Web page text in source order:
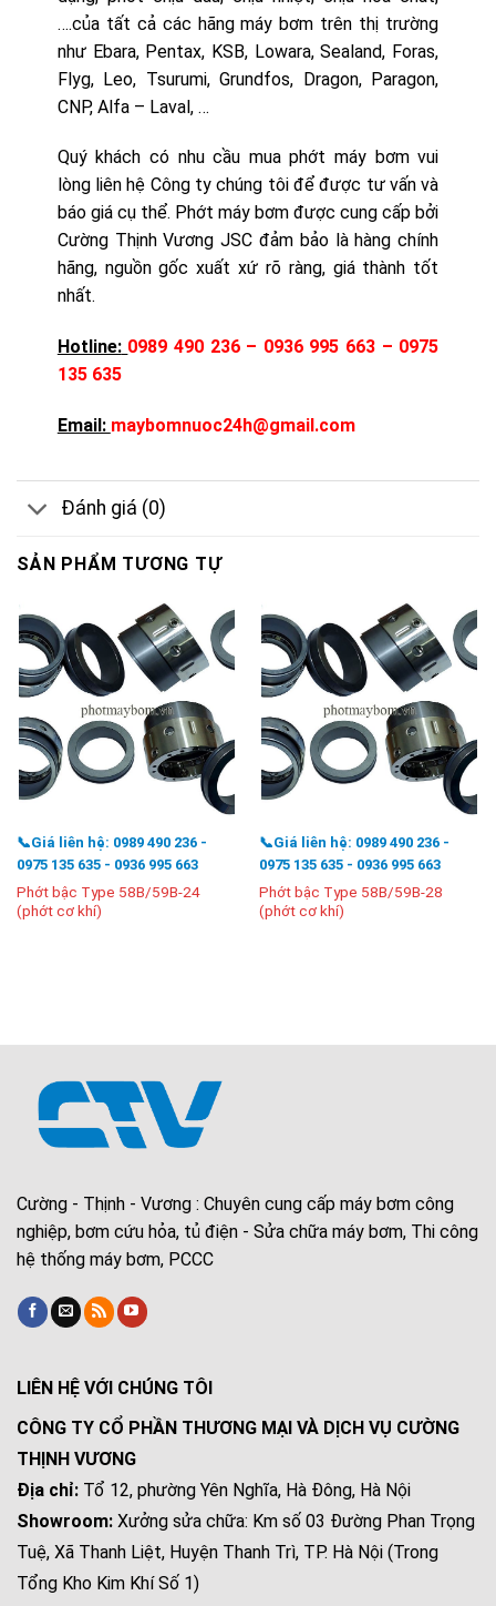
….của tất cả các hãng máy bơm trên thị trường
như Ebara, Pentax, KSB, Lowara, Sealand, Foras,
Flyg, Leo, Tsurumi, Grundfos, Dragon, Paragon,
CNP, Alfa – Laval, …
Quý khách có nhu cầu mua phớt máy bơm vui
lòng liên hệ Công ty chúng tôi để được tư vấn và
báo giá cụ thể. Phớt máy bơm được cung cấp bởi
Cường Thịnh Vương JSC đảm bảo là hàng chính
hãng, nguồn gốc xuất xứ rõ ràng, giá thành tốt
nhất.
Hotline: 0989 490 236 – 0936 995 663 – 0975
135 635
Email: maybomnuoc24h@gmail.com
Đánh giá (0)
SẢN PHẨM TƯƠNG TỰ
📞Giá liên hệ: 0989 490 236 -
0975 135 635 - 0936 995 663
Phớt bậc Type 58B/59B-24
(phớt cơ khí)
📞Giá liên hệ: 0989 490 236 -
0975 135 635 - 0936 995 663
Phớt bậc Type 58B/59B-28
(phớt cơ khí)
Cường - Thịnh - Vương : Chuyên cung cấp máy bơm công
nghiệp, bơm cứu hỏa, tủ điện - Sửa chữa máy bơm, Thi công
hệ thống máy bơm, PCCC
LIÊN HỆ VỚI CHÚNG TÔI
CÔNG TY CỔ PHẦN THƯƠNG MẠI VÀ DỊCH VỤ CƯỜNG
THỊNH VƯƠNG
Địa chỉ: Tổ 12, phường Yên Nghĩa, Hà Đông, Hà Nội
Showroom: Xưởng sửa chữa: Km số 03 Đường Phan Trọng
Tuệ, Xã Thanh Liệt, Huyện Thanh Trì, TP. Hà Nội (Trong
Tổng Kho Kim Khí Số 1)